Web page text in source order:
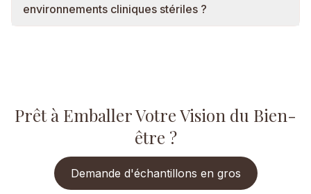
environnements cliniques stériles ?
Prêt à Emballer Votre Vision du Bien-
être ?
Demande d'échantillons en gros